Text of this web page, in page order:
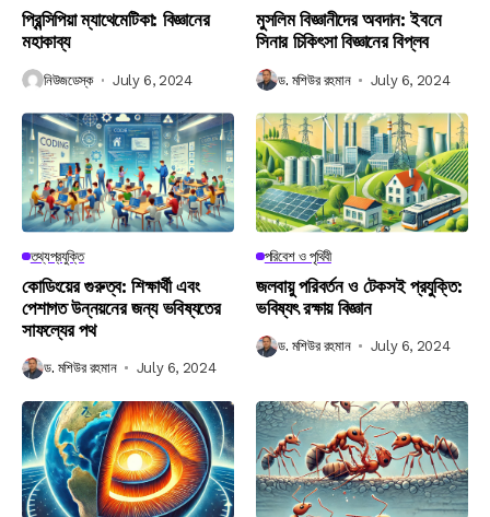
প্রিন্সিপিয়া ম্যাথেমেটিকা: বিজ্ঞানের
মহাকাব্য
নিউজডেস্ক July 6, 2024
মুসলিম বিজ্ঞানীদের অবদান: ইবনে
সিনার চিকিৎসা বিজ্ঞানের বিপ্লব
ড. মশিউর রহমান July 6, 2024
তথ্যপ্রযুক্তি
কোডিংয়ের গুরুত্ব: শিক্ষার্থী এবং
পেশাগত উন্নয়নের জন্য ভবিষ্যতের
সাফল্যের পথ
ড. মশিউর রহমান July 6, 2024
পরিবেশ ও পৃথিবী
জলবায়ু পরিবর্তন ও টেকসই প্রযুক্তি:
ভবিষ্যৎ রক্ষায় বিজ্ঞান
ড. মশিউর রহমান July 6, 2024